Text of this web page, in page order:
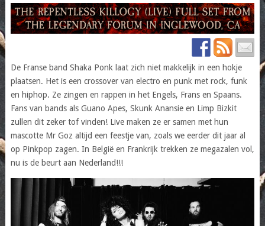
De Franse band Shaka Ponk laat zich niet makkelijk in een hokje
plaatsen. Het is een crossover van electro en punk met rock, funk
en hiphop. Ze zingen en rappen in het Engels, Frans en Spaans.
Fans van bands als Guano Apes, Skunk Anansie en Limp Bizkit
zullen dit zeker tof vinden! Live maken ze er samen met hun
mascotte Mr Goz altijd een feestje van, zoals we eerder dit jaar al
op Pinkpop zagen. In België en Frankrijk trekken ze megazalen vol,
nu is de beurt aan Nederland!!!